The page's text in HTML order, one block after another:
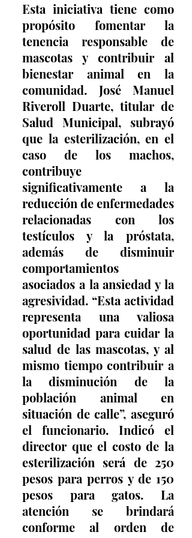
Esta iniciativa tiene como
propósito fomentar la
tenencia responsable de
mascotas y contribuir al
bienestar animal en la
comunidad. José Manuel
Riveroll Duarte, titular de
Salud Municipal, subrayó
que la esterilización, en el
caso de los machos,
contribuye
significativamente a la
reducción de enfermedades
relacionadas con los
testículos y la próstata,
además de disminuir
comportamientos
asociados a la ansiedad y la
agresividad. “Esta actividad
representa una valiosa
oportunidad para cuidar la
salud de las mascotas, y al
mismo tiempo contribuir a
la disminución de la
población animal en
situación de calle”, aseguró
el funcionario. Indicó el
director que el costo de la
esterilización será de 250
pesos para perros y de 150
pesos para gatos. La
atención se brindará
conforme al orden de